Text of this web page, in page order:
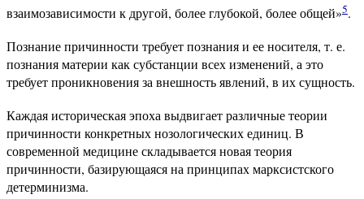
взаимозависимости к другой, более глубокой, более общей»5.
Познание причинности требует познания и ее носителя, т. е.
познания материи как субстанции всех изменений, а это
требует проникновения за внешность явлений, в их сущность.
Каждая историческая эпоха выдвигает различные теории
причинности конкретных нозологических единиц. В
современной медицине складывается новая теория
причинности, базирующаяся на принципах марксистского
детерминизма.